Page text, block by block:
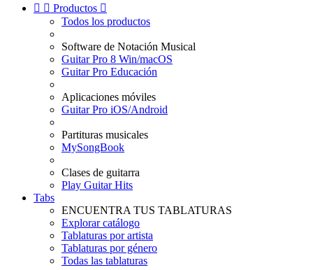
  Productos 
Todos los productos
Software de Notación Musical
Guitar Pro 8 Win/macOS
Guitar Pro Educación
Aplicaciones móviles
Guitar Pro iOS/Android
Partituras musicales
MySongBook
Clases de guitarra
Play Guitar Hits
Tabs
ENCUENTRA TUS TABLATURAS
Explorar catálogo
Tablaturas por artista
Tablaturas por género
Todas las tablaturas